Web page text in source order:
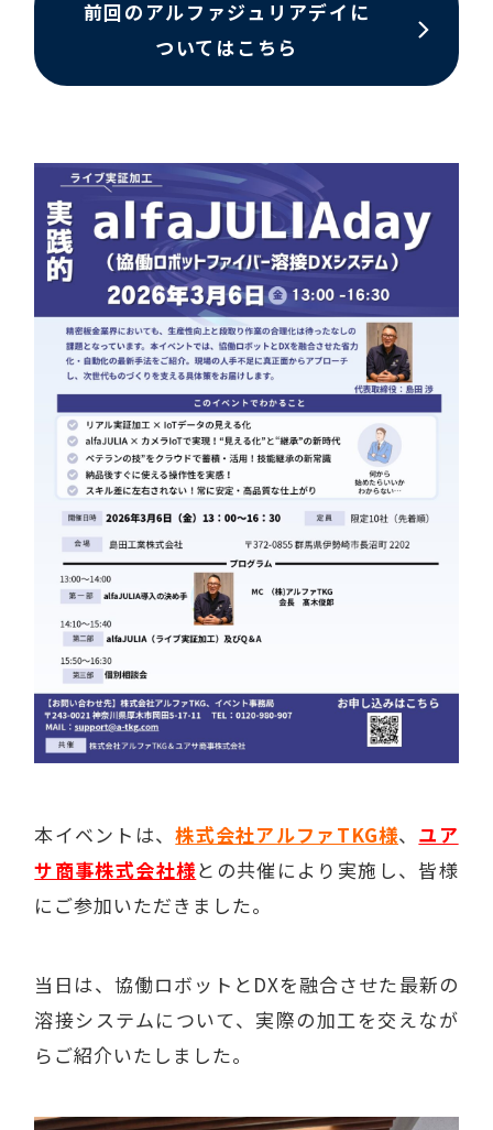
前回のアルファジュリアデイに
ついてはこちら
本イベントは、株式会社アルファTKG様、 ユア
サ商事株式会社様との共催により実施し、皆様
にご参加いただきました。
当日は、協働ロボットとDXを融合させた最新の
溶接システムについて、実際の加工を交えなが
らご紹介いたしました。